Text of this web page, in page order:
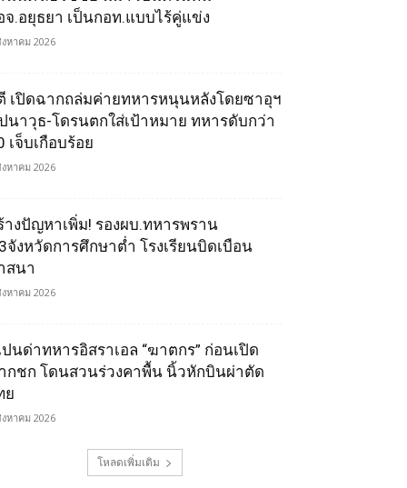
จ.อยุธยา เป็นกอท.แบบไร้คู่แข่ง
หาคม 2026
เปิดฉากถล่มค่ายทหารหนุนหลังโดยซาอุฯ
นาวุธ-โดรนตกใส่เป้าหมาย ทหารดับกว่า
เจ็บเกือบร้อย
หาคม 2026
างปัญหาเพิ่ม! รองผบ.ทหารพราน
จังหวัดการศึกษาต่ำ โรงเรียนบิดเบือน
สนา
หาคม 2026
ปนด่าทหารอิสราเอล “ฆาตกร” ก่อนเปิด
กชก โดนสวนร่วงคาพื้น นิ้วหักบินผ่าตัด
ย
หาคม 2026
โหลดเพิ่มเติม